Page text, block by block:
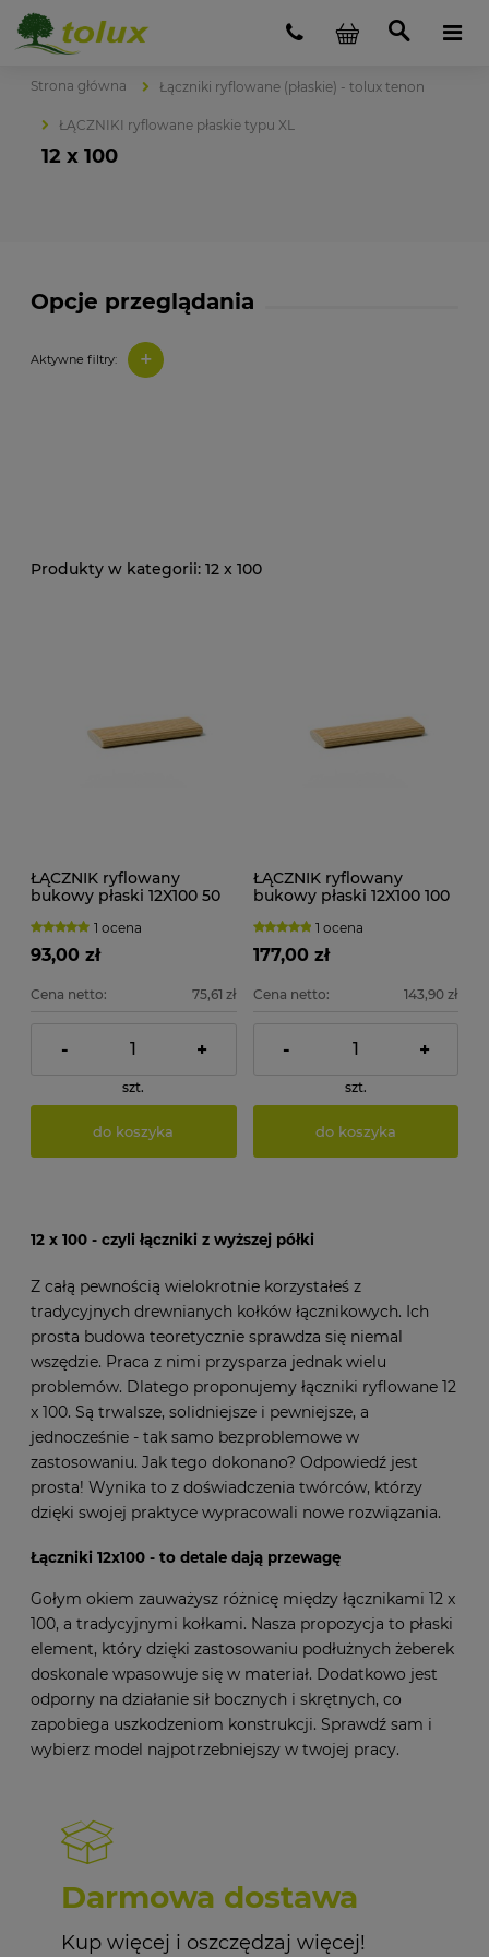
Strona główna Łączniki ryflowane (płaskie) - tolux tenon
ŁĄCZNIKI ryflowane płaskie typu XL
12 x 100
Opcje przeglądania
Aktywne filtry: +
12 x 100
ŁĄCZNIK ryflowany
bukowy płaski 12X100 50
1 ocena
93,00 zł
Cena netto: 75,61 zł
- +
szt.
do koszyka
ŁĄCZNIK ryflowany
bukowy płaski 12X100 100
1 ocena
177,00 zł
Cena netto: 143,90 zł
- +
szt.
do koszyka
12 x 100 - czyli łączniki z wyższej półki
Z całą pewnością wielokrotnie korzystałeś z
tradycyjnych drewnianych kołków łącznikowych. Ich
prosta budowa teoretycznie sprawdza się niemal
wszędzie. Praca z nimi przysparza jednak wielu
problemów. Dlatego proponujemy łączniki ryflowane 12
x 100. Są trwalsze, solidniejsze i pewniejsze, a
jednocześnie - tak samo bezproblemowe w
zastosowaniu. Jak tego dokonano? Odpowiedź jest
prosta! Wynika to z doświadczenia twórców, którzy
dzięki swojej praktyce wypracowali nowe rozwiązania.
Łączniki 12x100 - to detale dają przewagę
Gołym okiem zauważysz różnicę między łącznikami 12 x
100, a tradycyjnymi kołkami. Nasza propozycja to płaski
element, który dzięki zastosowaniu podłużnych żeberek
doskonale wpasowuje się w materiał. Dodatkowo jest
odporny na działanie sił bocznych i skrętnych, co
zapobiega uszkodzeniom konstrukcji. Sprawdź sam i
wybierz model najpotrzebniejszy w twojej pracy.
Darmowa dostawa
Kup więcej i oszczędzaj więcej!